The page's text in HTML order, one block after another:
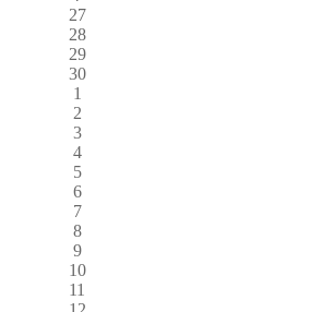
27
28
29
30
1
2
3
4
5
6
7
8
9
10
11